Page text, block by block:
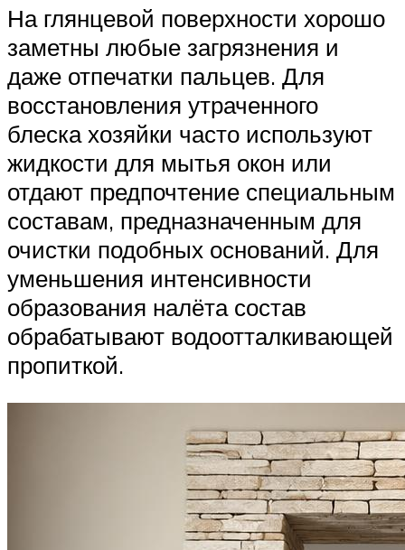
На глянцевой поверхности хорошо
заметны любые загрязнения и
даже отпечатки пальцев. Для
восстановления утраченного
блеска хозяйки часто используют
жидкости для мытья окон или
отдают предпочтение специальным
составам, предназначенным для
очистки подобных оснований. Для
уменьшения интенсивности
образования налёта состав
обрабатывают водоотталкивающей
пропиткой.